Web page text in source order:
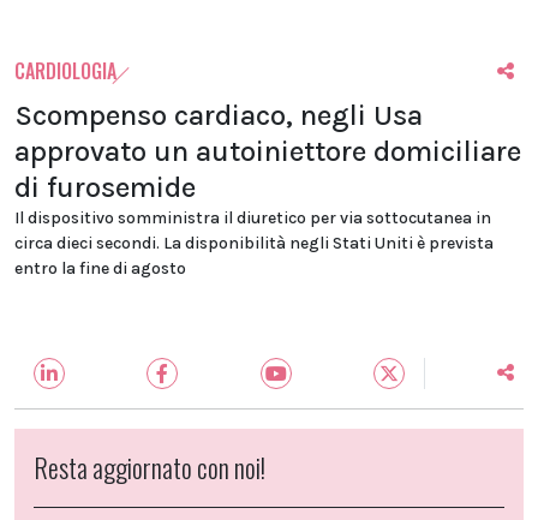
CARDIOLOGIA
Scompenso cardiaco, negli Usa
approvato un autoiniettore domiciliare
di furosemide
Il dispositivo somministra il diuretico per via sottocutanea in
circa dieci secondi. La disponibilità negli Stati Uniti è prevista
entro la fine di agosto
Resta aggiornato con noi!